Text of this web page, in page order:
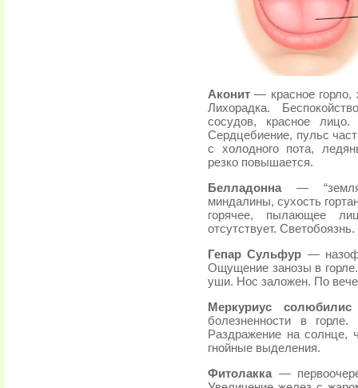
Аконит— красное горло,
Лихорадка.
сосудов, красное
Сердцебиение, пульс
с холодного пота,
резко повышается.
Белладонна —
миндалины, сухость
горячее, пылающее
отсутствует. Светобоязнь.
Гепар Сульфур —
Ощущение занозы в
уши. Нос заложен. По
Меркуриус
болезненности в горле.
Раздражение на солнце,
гнойные выделения.
Фитолакка —